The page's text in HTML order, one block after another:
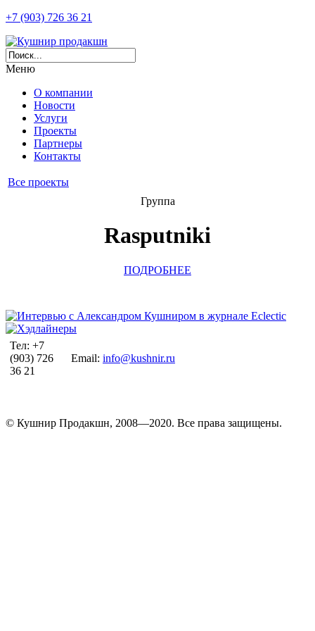
+7 (903) 726 36 21
Меню
О компании
Новости
Услуги
Проекты
Партнеры
Контакты
Все проекты
Группа
Rasputniki
ПОДРОБНЕЕ
Тел: +7
(903) 726
36 21
Email: info@kushnir.ru
© Кушнир Продакшн, 2008—2020. Все права защищены.